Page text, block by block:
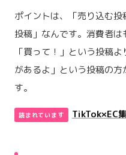
ポイントは、「売り込む
投稿」なんです。消費者は
「買って！」という投稿
があるよ」という投稿の
す。
TikTok×EC